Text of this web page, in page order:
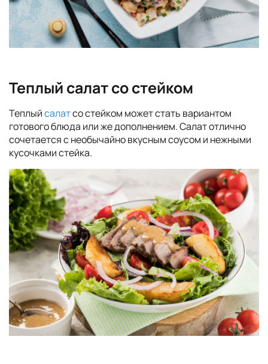
Теплый салат со стейком
Теплыйсалатсо стейком может стать вариантом
готового блюда или же дополнением. Салат отлично
сочетается с необычайно вкусным соусом и нежными
кусочками стейка.